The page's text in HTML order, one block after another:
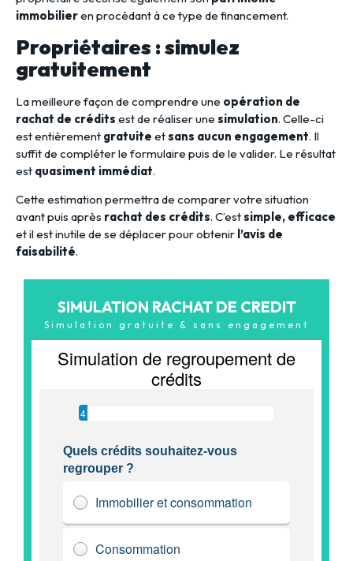
immobilieren procédant à ce type de financement.
Propriétaires : simulez
gratuitement
La meilleure façon de comprendre une opération de
rachat de crédits est de réaliser une simulation. Celle-ci
est entièrement gratuite etsans aucun engagement. Il
suffit de compléter le formulaire puis de le valider. Le résultat
est quasiment immédiat.
Cette estimation permettra de comparer votre situation
avant puis après rachat des crédits. C’estsimple, efficace
et il est inutile de se déplacer pour obtenir l’avis de
faisabilité.
SIMULATION RACHAT DE CREDIT
Simulation gratuite & sans engagement